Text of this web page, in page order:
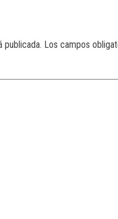
publicada. Los campos